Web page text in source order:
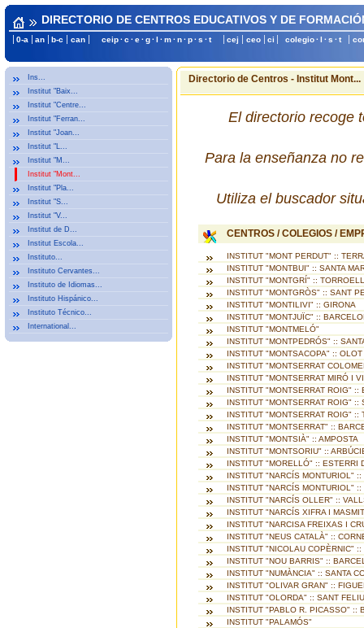
DIRECTORIO DE CENTROS EDUCATIVOS Y DE
0-a an b-c can ceip· c · e· g· l · m· n· p· s · t cej ceo ci colegio· l · s · t
Ins...
Institut "Baix...
Institut "Centre...
Institut "Ferran...
Institut "Joan...
Institut "L...
Institut "M...
Institut "Mont...
Institut "Pla...
Institut "S...
Institut "V...
Institut de D...
Institut Escola...
Instituto...
Instituto Cervantes...
Instituto de Idiomas...
Instituto Hispánico...
Instituto Técnico...
International...
Directorio de Centros - Institut Mont...
El directorio recoge
Para la enseñanza no
Utiliza el buscador
CENTROS / COLEGIOS /
INSTITUT "MONT PERDUT" ::
INSTITUT "MONTBUI" :: SANTA
INSTITUT "MONTGRÍ" ::
INSTITUT "MONTGRÒS" :: SANT
INSTITUT "MONTILIVI" :: GIRONA
INSTITUT "MONTJUÏC" ::
INSTITUT "MONTMELÓ"
INSTITUT "MONTPEDRÓS" ::
INSTITUT "MONTSACOPA" :: OLOT
INSTITUT "MONTSERRAT
INSTITUT "MONTSERRAT MIRÓ I
INSTITUT "MONTSERRAT ROIG" ::
INSTITUT "MONTSERRAT ROIG"
INSTITUT "MONTSERRAT ROIG" ::
INSTITUT "MONTSERRAT" ::
INSTITUT "MONTSIÀ" :: AMPOSTA
INSTITUT "MONTSORIU" ::
INSTITUT "MORELLÓ" :: ESTERRI
INSTITUT "NARCÍS MONTURIOL"
INSTITUT "NARCÍS MONTURIOL"
INSTITUT "NARCÍS OLLER" ::
INSTITUT "NARCÍS XIFRA I
INSTITUT "NARCISA FREIXAS I
INSTITUT "NEUS CATALÀ" ::
INSTITUT "NICOLAU COPÈRNIC"
INSTITUT "NOU BARRIS" ::
INSTITUT "NUMÀNCIA" :: SANTA
INSTITUT "OLIVAR GRAN" ::
INSTITUT "OLORDA" :: SANT
INSTITUT "PABLO R. PICASSO" ::
INSTITUT "PALAMÓS"